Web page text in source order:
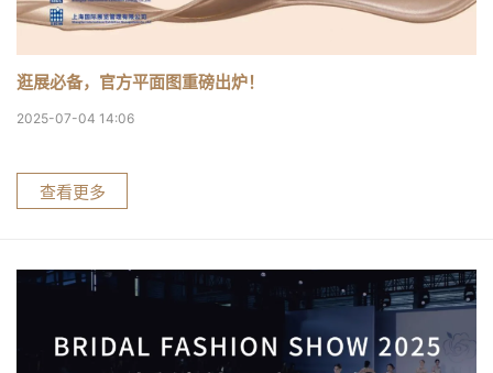
逛展必备，官方平面图重磅出炉！
2025-07-04 14:06
查看更多